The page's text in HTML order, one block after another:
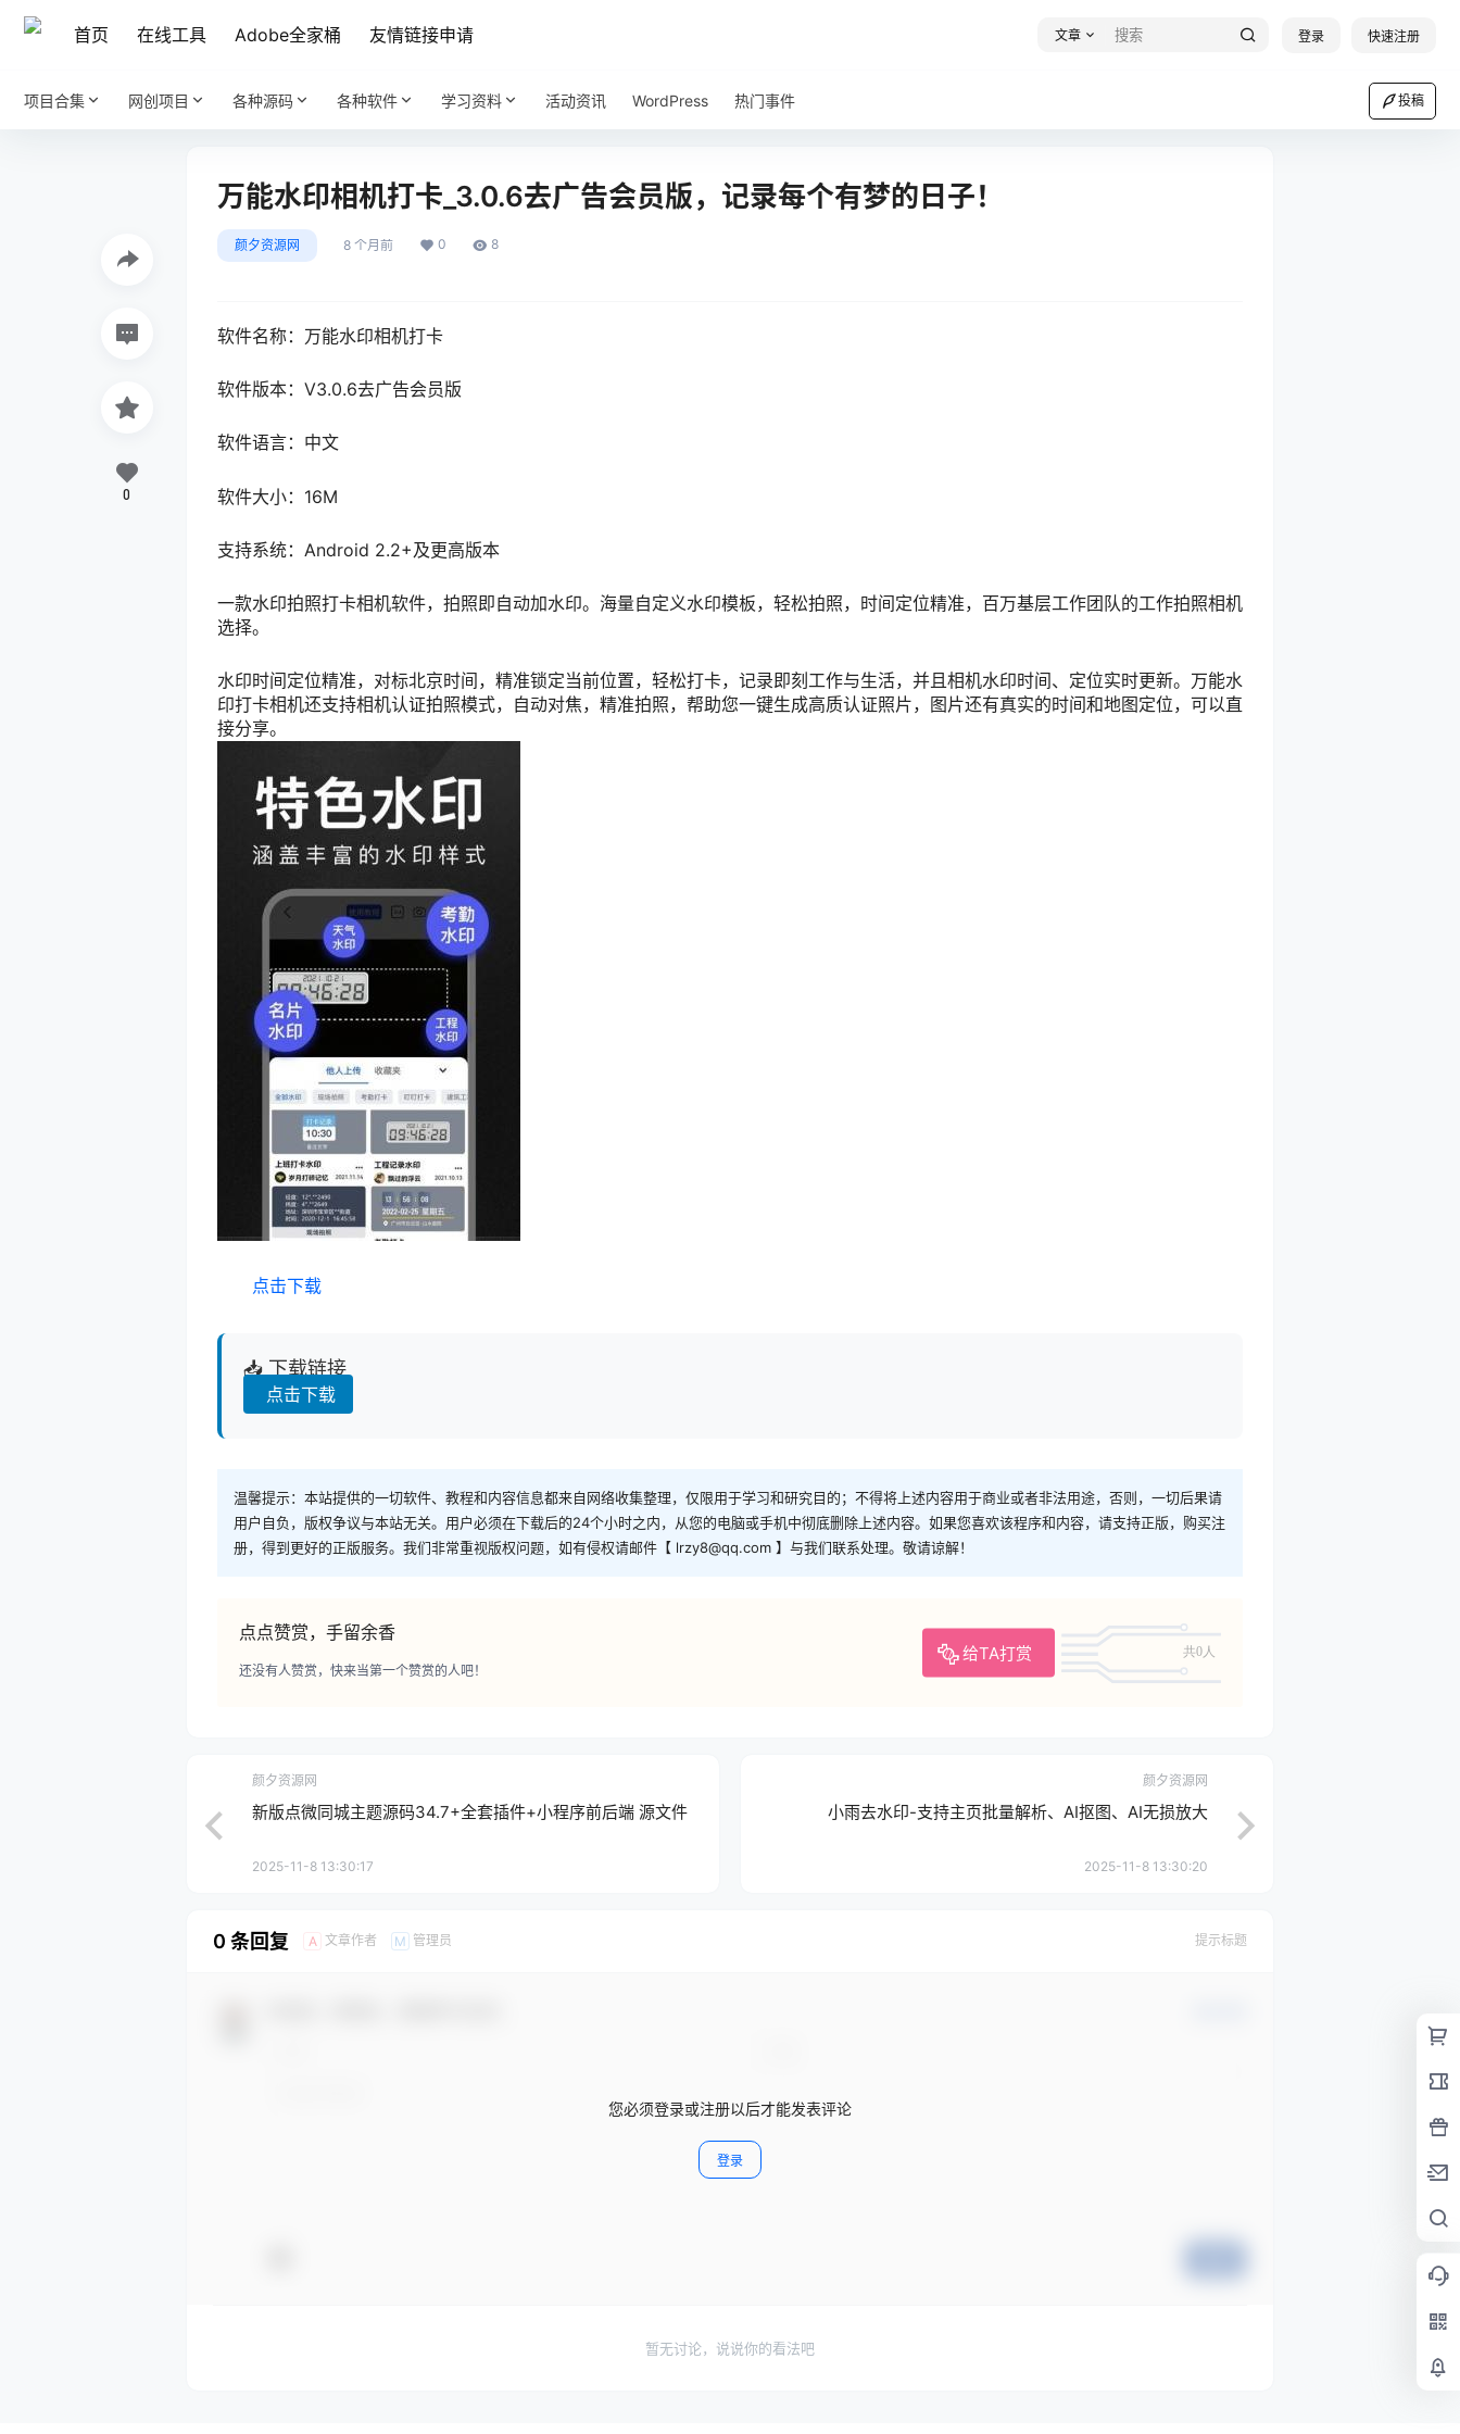
首页 在线工具 Adobe全家桶 友情链接申请 文章 登录 快速注册
项目合集 网创项目 各种源码 各种软件 学习资料 活动资讯 WordPress 热门事件 投稿
万能水印相机打卡_3.0.6去广告会员版，记录每个有梦的日子！
颜夕资源网 8 个月前 0 8
软件名称：万能水印相机打卡
软件版本：V3.0.6去广告会员版
软件语言：中文
软件大小：16M
支持系统：Android 2.2+及更高版本
一款水印拍照打卡相机软件，拍照即自动加水印。海量自定义水印模板，轻松拍照，时间定位精准，百万基层工作团队的工作拍照相机
选择。
水印时间定位精准，对标北京时间，精准锁定当前位置，轻松打卡，记录即刻工作与生活，并且相机水印时间、定位实时更新。万能水
印打卡相机还支持相机认证拍照模式，自动对焦，精准拍照，帮助您一键生成高质认证照片，图片还有真实的时间和地图定位，可以直
接分享。
点击下载
📥 下载链接
点击下载
温馨提示：本站提供的一切软件、教程和内容信息都来自网络收集整理，仅限用于学习和研究目的；不得将上述内容用于商业或者非法用途，否则，一切后果请
用户自负，版权争议与本站无关。用户必须在下载后的24个小时之内，从您的电脑或手机中彻底删除上述内容。如果您喜欢该程序和内容，请支持正版，购买注
册，得到更好的正版服务。我们非常重视版权问题，如有侵权请邮件【 lrzy8@qq.com 】与我们联系处理。敬请谅解！
点点赞赏，手留余香
给TA打赏 共0人
还没有人赞赏，快来当第一个赞赏的人吧！
0
颜夕资源网
新版点微同城主题源码34.7+全套插件+小程序前后端 源文件
2025-11-8 13:30:17
颜夕资源网
小雨去水印-支持主页批量解析、AI抠图、AI无损放大
2025-11-8 13:30:20
0 条回复 A 文章作者 M 管理员 提示标题
您必须登录或注册以后才能发表评论
登录
暂无讨论，说说你的看法吧